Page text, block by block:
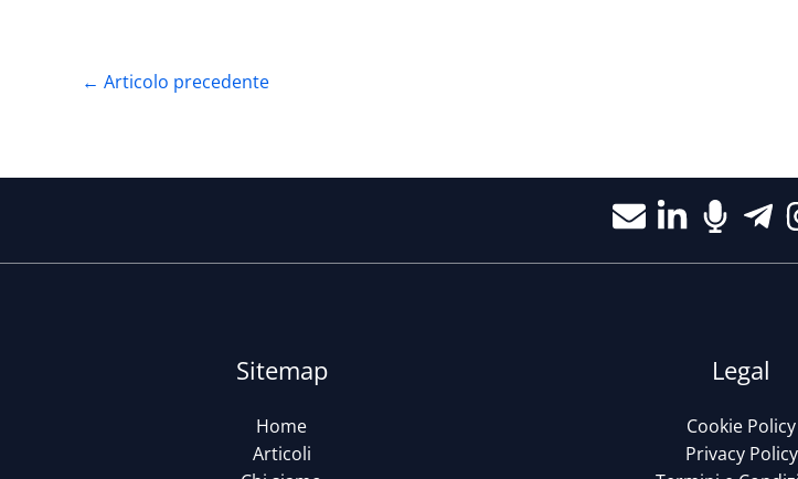
← Articolo precedente
Sitemap
Home
Articoli
Legal
Cookie Policy
Privacy Policy